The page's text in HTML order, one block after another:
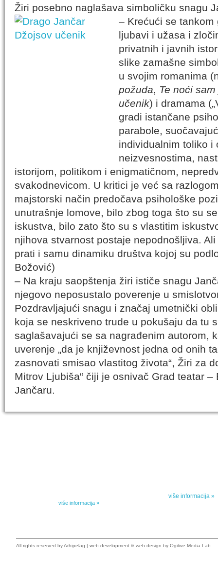
Žiri posebno naglašava simboličku snagu
– Krećući se tankom
ljubavi i užasa i
privatnih i javnih
slike zamašne
u svojim romanima
požuda, Te noći
učenik) i dramama
gradi istančane
parabole,
individualnim toliko i
neizvesnostima,
istorijom, politikom i enigmatičnom,
svakodnevicom. U kritici je već sa
majstorski način predočava psihološke
unutrašnje lomove, bilo zbog toga što su
iskustva, bilo zato što su s vlastitim
njihova stvarnost postaje nepodnošljiva.
prati i samu dinamiku društva kojoj su
Božović)
– Na kraju saopštenja žiri ističe snagu
njegovo neposustalo poverenje u
Pozdravljajući snagu i značaj umetnički
koja se neskriveno trude u pokušaju da tu
saglašavajući se sa nagrađenim autorom,
uverenje „da je književnost jedna od onih
zasnovati smisao vlastitog života“, Žiri za
Mitrov Ljubiša“ čiji je osnivač Grad teatar –
Jančaru.
više informacija »
više informacija »
All rights reserved byArhipelag | web development & web design by Ogitive Media Lab